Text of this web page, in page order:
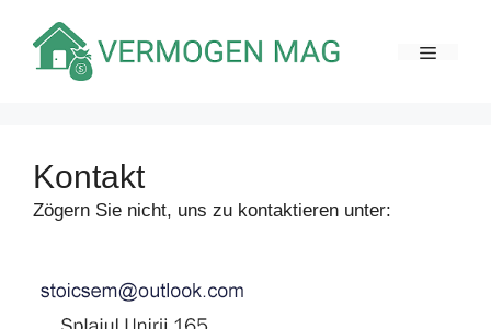
Inhalt
springen
Kontakt
Zögern Sie nicht, uns zu kontaktieren unter: